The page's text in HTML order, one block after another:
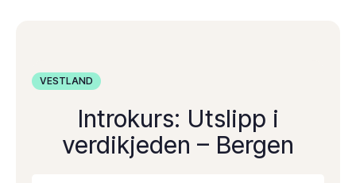
VESTLAND
Introkurs: Utslipp i
verdikjeden – Bergen